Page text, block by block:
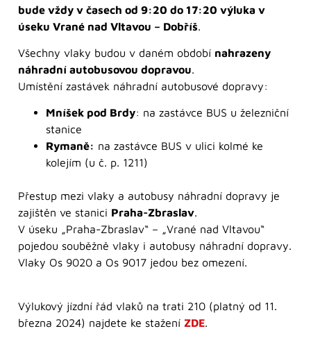
bude vždy v časech od 9:20 do 17:20 výluka v
úseku Vrané nad Vltavou – Dobříš.
Všechny vlaky budou v daném období nahrazeny
náhradní autobusovou dopravou.
Umístění zastávek náhradní autobusové dopravy:
Mníšek pod Brdy: na zastávce BUS u železniční
stanice
Rymaně: na zastávce BUS v ulici kolmé ke
kolejím (u č. p. 1211)
Přestup mezi vlaky a autobusy náhradní dopravy je
zajištěn ve stanici Praha-Zbraslav.
V úseku „Praha-Zbraslav“ – „Vrané nad Vltavou“
pojedou souběžně vlaky i autobusy náhradní dopravy.
Vlaky Os 9020 a Os 9017 jedou bez omezení.
Výlukový jízdní řád vlaků na trati 210 (platný od 11.
března 2024) najdete ke stažení ZDE.